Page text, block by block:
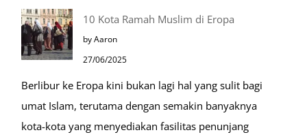
Tiga
Makam
Mulia
Masjid
Nabawi
10 Kota Ramah Muslim di Eropa
by Aaron
27/06/2025
Berlibur ke Eropa kini bukan lagi hal yang sulit bagi
umat Islam, terutama dengan semakin banyaknya
kota-kota yang menyediakan fasilitas penunjang